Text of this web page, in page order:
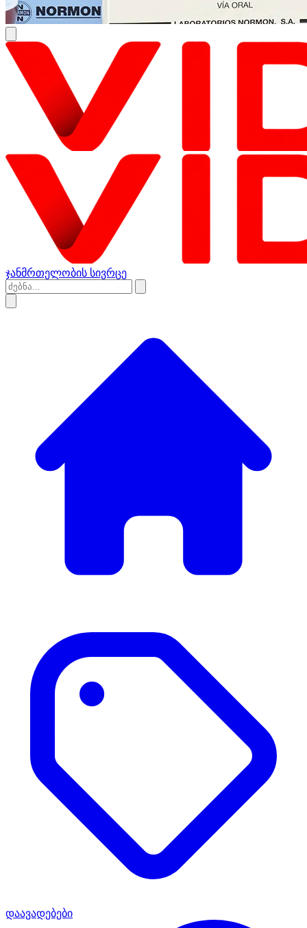
ჯანმრთელობის სივრცე
დაავადებები